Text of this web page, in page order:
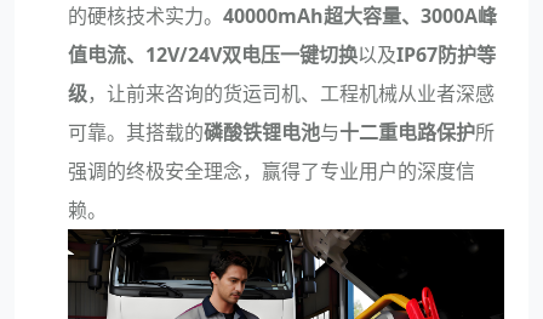
的硬核技术实力。 40000mAh超大容量、3000A峰
值电流、12V/24V双电压一键切换以及IP67防护等
级，让前来咨询的货运司机、工程机械从业者深感
可靠。其搭载的磷酸铁锂电池与十二重电路保护所
强调的终极安全理念，赢得了专业用户的深度信
赖。